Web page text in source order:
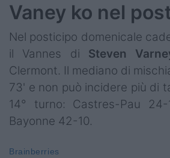
Vaney ko nel
Nel posticipo domenicale
il Vannes di Steven
Clermont. Il mediano di
73' e non può incidere più di
14° turno: Castres-Pau 24-
Bayonne 42-10.